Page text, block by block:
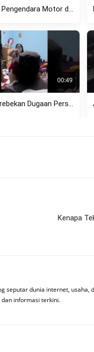
Cekcok Pengendara Motor dan Ojol di Menteng, Dipicu Aksi Lawan...
00:49
Penggerebekan Dugaan Perselingkuhan di Rembang Viral, Pasangan Diamankan Polisi
Kenapa
seputar dunia internet, usaha,
informasi terkini.